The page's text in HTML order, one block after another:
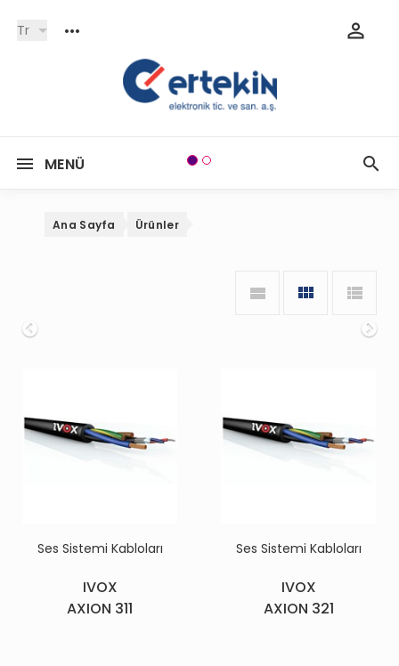
Tr
MENÜ
Onceki
Ana Sayfa Ürünler
Ses Sistemi Kabloları
IVOX
AXION 311
Ses Sistemi Kabloları
IVOX
AXION 321